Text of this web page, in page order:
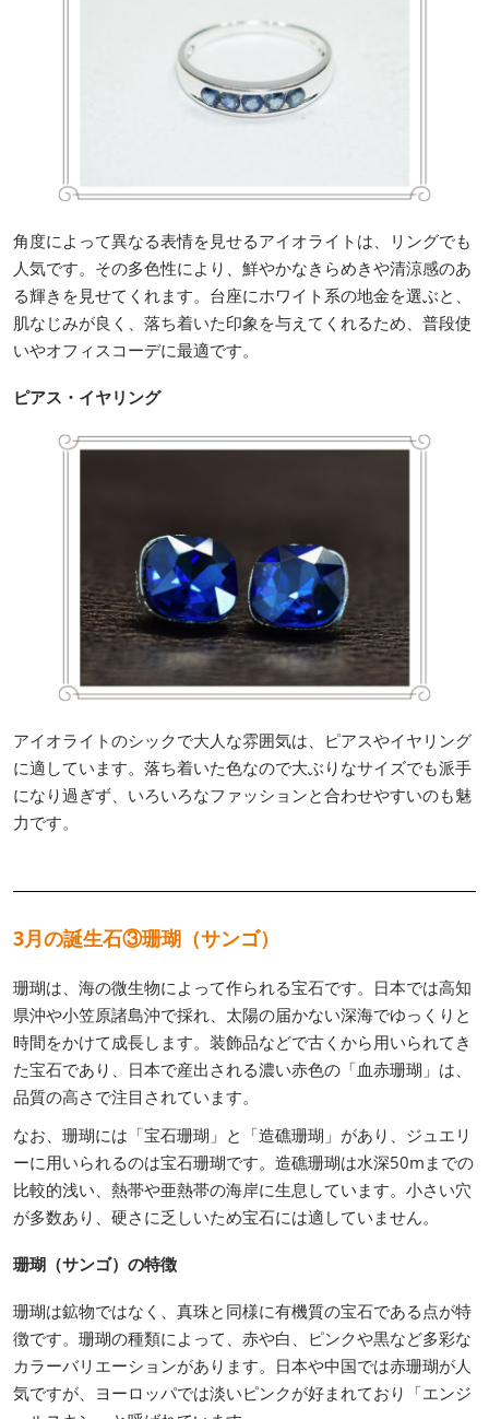
角度によって異なる表情を見せるアイオライトは、リングでも
人気です。その多色性により、鮮やかなきらめきや清涼感のあ
る輝きを見せてくれます。台座にホワイト系の地金を選ぶと、
肌なじみが良く、落ち着いた印象を与えてくれるため、普段使
いやオフィスコーデに最適です。
ピアス・イヤリング
アイオライトのシックで大人な雰囲気は、ピアスやイヤリング
に適しています。落ち着いた色なので大ぶりなサイズでも派手
になり過ぎず、いろいろなファッションと合わせやすいのも魅
力です。
3月の誕生石③珊瑚（サンゴ）
珊瑚は、海の微生物によって作られる宝石です。日本では高知
県沖や小笠原諸島沖で採れ、太陽の届かない深海でゆっくりと
時間をかけて成長します。装飾品などで古くから用いられてき
た宝石であり、日本で産出される濃い赤色の「血赤珊瑚」は、
品質の高さで注目されています。
なお、珊瑚には「宝石珊瑚」と「造礁珊瑚」があり、ジュエリ
ーに用いられるのは宝石珊瑚です。造礁珊瑚は水深50mまでの
比較的浅い、熱帯や亜熱帯の海岸に生息しています。小さい穴
が多数あり、硬さに乏しいため宝石には適していません。
珊瑚（サンゴ）の特徴
珊瑚は鉱物ではなく、真珠と同様に有機質の宝石である点が特
徴です。珊瑚の種類によって、赤や白、ピンクや黒など多彩な
カラーバリエーションがあります。日本や中国では赤珊瑚が人
気ですが、ヨーロッパでは淡いピンクが好まれており「エンジ